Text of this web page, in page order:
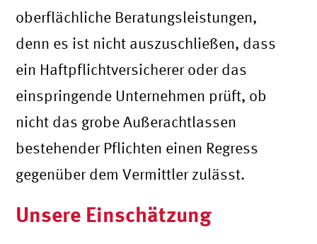
oberflächliche Beratungsleistungen,
denn es ist nicht auszuschließen, dass
ein Haftpflichtversicherer oder das
einspringende Unternehmen prüft, ob
nicht das grobe Außerachtlassen
bestehender Pflichten einen Regress
gegenüber dem Vermittler zulässt.
Unsere Einschätzung